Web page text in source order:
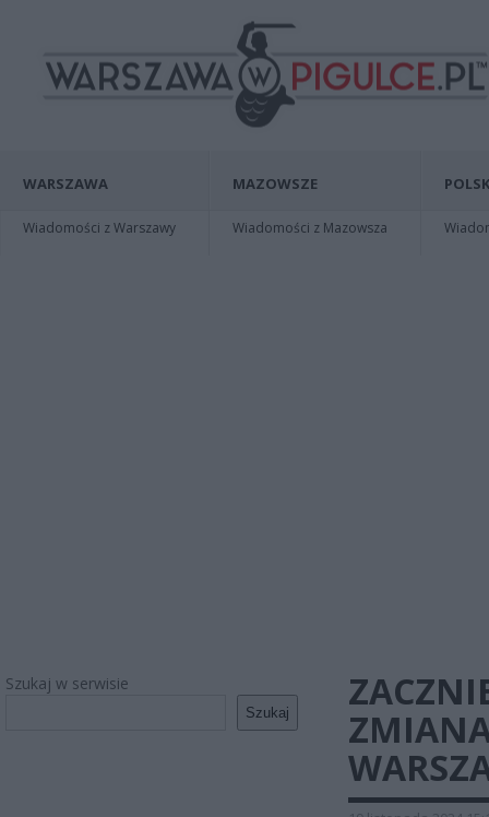
WARSZAWA
Wiadomości z Warszawy
MAZOWSZE
Wiadomości z Mazowsza
Szukaj w serwisie
Szukaj